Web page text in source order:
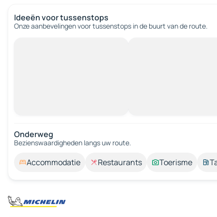
Ideeën voor tussenstops
Onze aanbevelingen voor tussenstops in de buurt van de route.
Onderweg
Bezienswaardigheden langs uw route.
Accommodatie Restaurants Toerisme